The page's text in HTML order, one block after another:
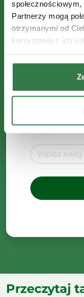
Partnerzy mogą
otrzymanymi od
korzystania z ich
osobowych
o.o. z
newslettera.
poprawienia
danych.
Przeczytaj